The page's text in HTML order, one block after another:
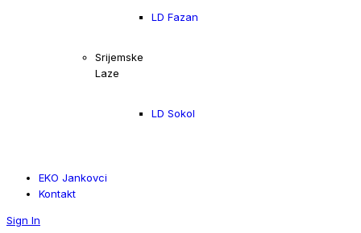
LD Fazan
Srijemske
Laze
LD Sokol
EKO Jankovci
Kontakt
Sign In